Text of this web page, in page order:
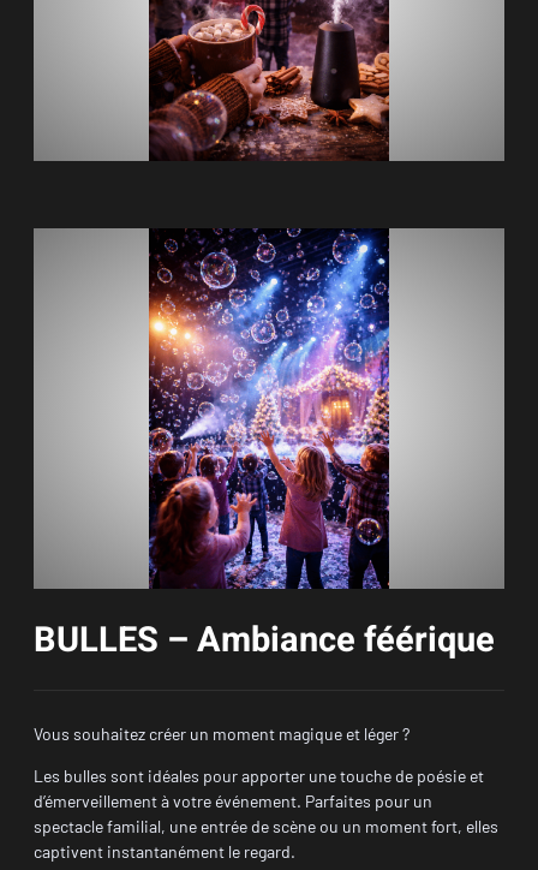
BULLES – Ambiance féérique
Vous souhaitez créer un moment magique et léger ?
Les bulles sont idéales pour apporter une touche de poésie et
d’émerveillement à votre événement. Parfaites pour un
spectacle familial, une entrée de scène ou un moment fort, elles
captivent instantanément le regard.